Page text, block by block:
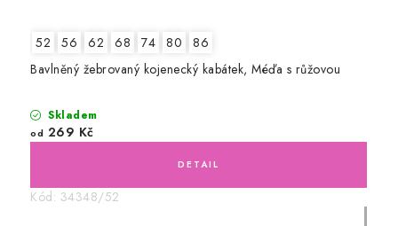
52 56 62 68 74 80
86
Bavlněný žebrovaný kojenecký kabátek, Méďa s růžovou
Skladem
od 269 Kč
Kód: 34348/52